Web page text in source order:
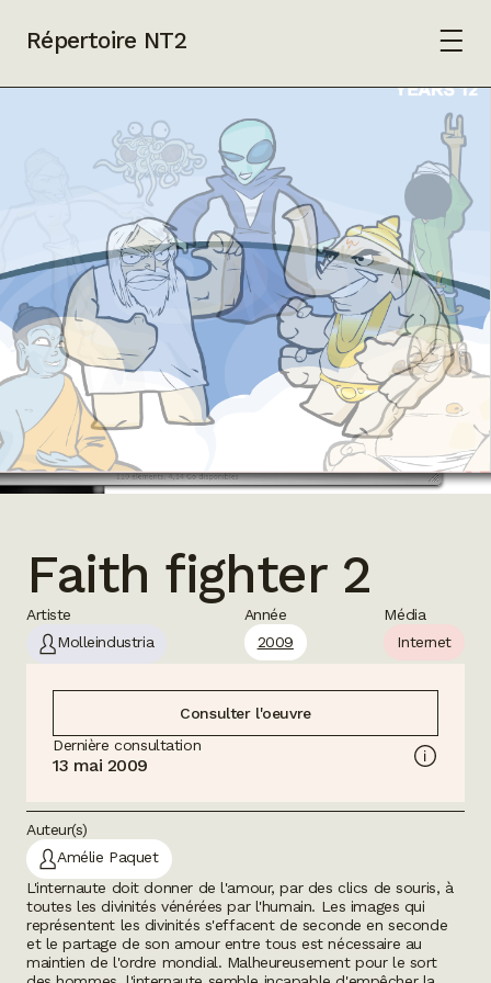
Répertoire NT2
Faith fighter 2
Artiste
Molleindustria
Année
2009
Média
Internet
Consulter l'oeuvre
Dernière consultation
13 mai 2009
Auteur(s)
Amélie Paquet
L'internaute doit donner de l'amour, par des clics de souris, à
toutes les divinités vénérées par l'humain. Les images qui
représentent les divinités s'effacent de seconde en seconde
et le partage de son amour entre tous est nécessaire au
maintien de l'ordre mondial. Malheureusement pour le sort